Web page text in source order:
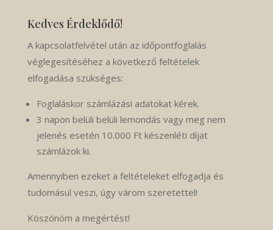
Kedves Érdeklődő!
A kapcsolatfelvétel után az időpontfoglalás
véglegesítéséhez a következő feltételek
elfogadása szükséges:
Foglaláskor számlázási adatokat kérek.
3 napon belüli belüli lemondás vagy meg nem
jelenés esetén 10.000 Ft készenléti díjat
számlázok ki.
Amennyiben ezeket a feltételeket elfogadja és
tudomásul veszi, úgy várom szeretettel!
Köszönöm a megértést!